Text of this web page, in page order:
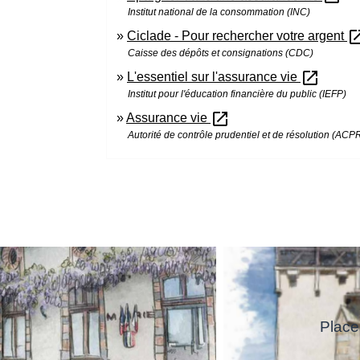
Institut national de la consommation (INC)
Ciclade - Pour rechercher votre argent
Caisse des dépôts et consignations (CDC)
L'essentiel sur l'assurance vie open_in_new
Institut pour l'éducation financière du public (IEFP)
Assurance vie open_in_new
Autorité de contrôle prudentiel et de résolution